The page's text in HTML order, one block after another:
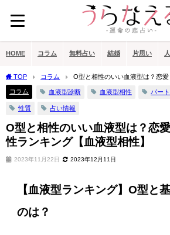
HOME コラム 無料占い 結婚 片思い
TOP コラム
O型と相性のいい血液型は？恋愛
【血液型相性】
コラム 血液型診断 血液型相性 パー
性質 占い情報
O型と相性のいい血液型は？恋
性ランキング【血液型相性】
2023年11月22日 2023年12月11日
【血液型ランキング】O型と
のは？